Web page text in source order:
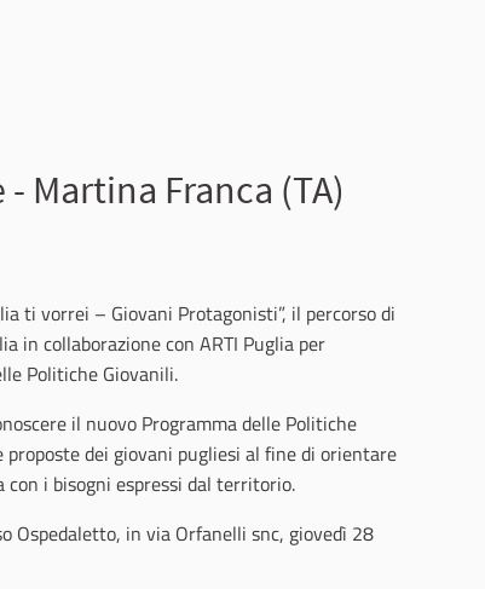
Martina Franca (TA)
ti vorrei – Giovani Protagonisti”, il percorso di
in collaborazione con ARTI Puglia per
Politiche Giovanili.
il nuovo Programma delle Politiche
proposte dei giovani pugliesi al fine di orientare
i bisogni espressi dal territorio.
Ospedaletto, in via Orfanelli snc, giovedì 28